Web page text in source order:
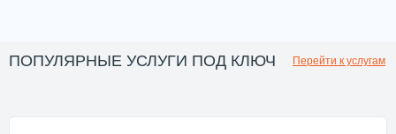
ПОПУЛЯРНЫЕ УСЛУГИ ПОД КЛЮЧ Перейти к услугам